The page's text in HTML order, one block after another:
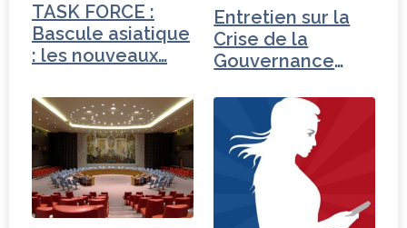
TASK FORCE :
Bascule asiatique
: les nouveaux…
Entretien sur la
Crise de la
Gouvernance